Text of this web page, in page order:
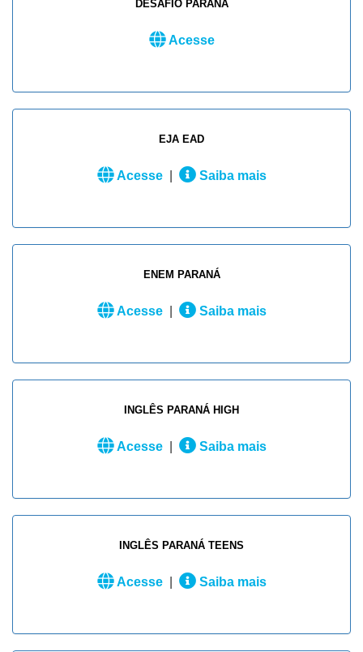
DESAFIO PARANÁ
Acesse
EJA EAD
Acesse Saiba mais
ENEM PARANÁ
Acesse Saiba mais
INGLÊS PARANÁ HIGH
Acesse Saiba mais
INGLÊS PARANÁ TEENS
Acesse Saiba mais